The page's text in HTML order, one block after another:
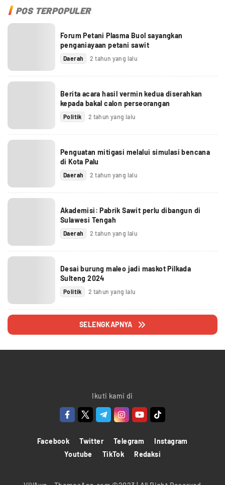
POS TERPOPULER
Forum Petani Plasma Buol sayangkan
penganiayaan petani sawit
Daerah 2 tahun yang lalu
Berita acara hasil vermin kedua diserahkan
kepada bakal calon perseorangan
Politik 2 tahun yang lalu
Penguatan mitigasi melalui simulasi bencana
di Kota Palu
Daerah 2 tahun yang lalu
Akademisi: Pabrik Sawit perlu dibangun di
Sulawesi Tengah
Daerah 2 tahun yang lalu
Desai burung maleo jadi maskot Pilkada
Sulteng 2024
Politik 2 tahun yang lalu
SELENGKAPNYA
Ikuti kami di
Facebook Twitter Telegram
Instagram
Youtube
TikTok Redaksi